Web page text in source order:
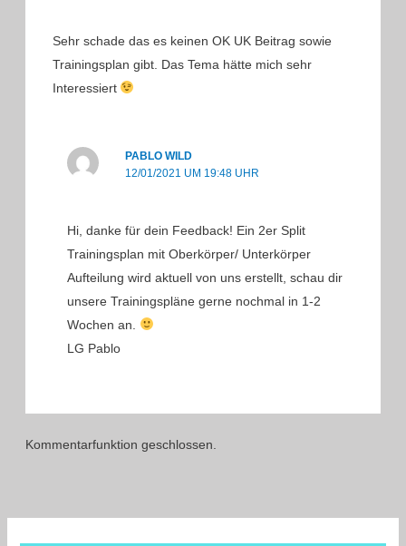
Sehr schade das es keinen OK UK Beitrag sowie
Trainingsplan gibt. Das Tema hätte mich sehr
Interessiert
PABLO WILD
12/01/2021 UM 19:48 UHR
Hi, danke für dein Feedback! Ein 2er Split
Trainingsplan mit Oberkörper/ Unterkörper
Aufteilung wird aktuell von uns erstellt, schau dir
unsere Trainingspläne gerne nochmal in 1-2
Wochen an.
LG Pablo
Kommentarfunktion geschlossen.